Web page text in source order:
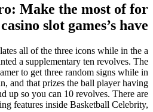
cuatro: Make the most
casino slot games’s
all of the three icons while
be granted a supplementary ten
the gamer to get three random signs
spin, and that prizes the ball
and up so you can 10 revolves.
features inside Basketball